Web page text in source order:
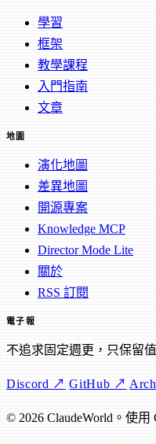
學習
框架
教學課程
入門指南
文章
地圖
演化地圖
差異地圖
開源專案
Knowledge MCP
Director Mode Lite
關於
RSS 訂閱
電子報
不追求固定週更，只保留
Discord ↗ GitHub ↗
© 2026 ClaudeWorld。使用